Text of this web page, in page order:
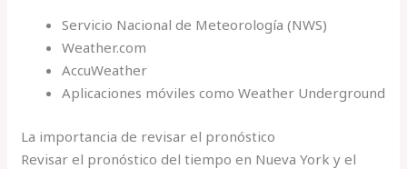
Servicio Nacional de Meteorología (NWS)
Weather.com
AccuWeather
Aplicaciones móviles como Weather Underground
La importancia de revisar el pronóstico
Revisar el pronóstico del tiempo en Nueva York y el